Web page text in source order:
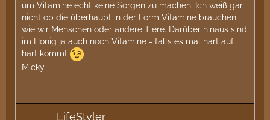
um Vitamine echt keine Sorgen zu machen. Ich weiß gar
nicht ob die überhaupt in der Form Vitamine brauchen,
wie wir Menschen oder andere Tiere. Darüber hinaus sind
im Honig ja auch noch Vitamine - falls es mal hart auf
hart kommt
Micky
LifeStyler